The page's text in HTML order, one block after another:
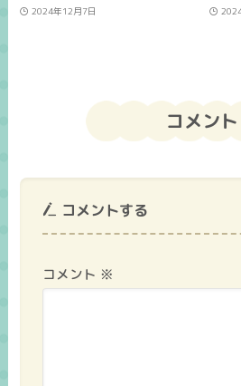
2024年12月7日
コメント
コメントする
コメント ※